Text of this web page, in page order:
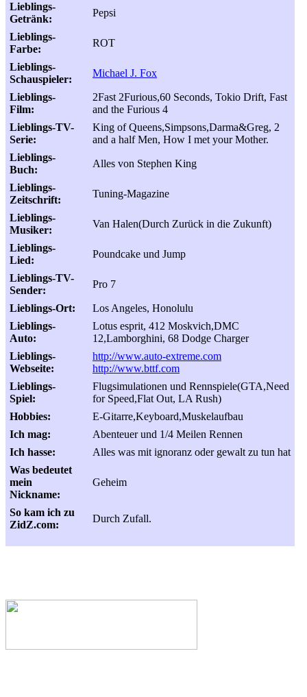
Lieblings-
Getränk:
Pepsi
Lieblings-
Farbe:
ROT
Lieblings-
Schauspieler:
Michael J. Fox
Lieblings-
Film:
2Fast 2Furious,60 Seconds, Tokio Drift, Fast
and the Furious 4
Lieblings-TV-
Serie:
King of Queens,Simpsons,Darma&Greg, 2
and a half Men, How I met your Mother.
Lieblings-
Buch:
Alles von Stephen King
Lieblings-
Zeitschrift:
Tuning-Magazine
Lieblings-
Musiker:
Van Halen(Durch Zurück in die Zukunft)
Lieblings-
Lied:
Poundcake und Jump
Lieblings-TV-
Sender:
Pro 7
Lieblings-Ort:
Los Angeles, Honolulu
Lieblings-
Auto:
Lotus esprit, 412 Moskvich,DMC
12,Lamborghini, 68 Dodge Charger
Lieblings-
Webseite:
http://www.auto-extreme.com
http://www.bttf.com
Lieblings-
Spiel:
Flugsimulationen und Rennspiele(GTA,Need
for Speed,Flat Out, LA Rush)
Hobbies:
E-Gitarre,Keyboard,Muskelaufbau
Ich mag:
Abenteuer und 1/4 Meilen Rennen
Ich hasse:
Alles was mit ignoranz oder gewalt zu tun hat
Was bedeutet
mein
Nickname:
Geheim
So kam ich zu
ZidZ.com:
Durch Zufall.